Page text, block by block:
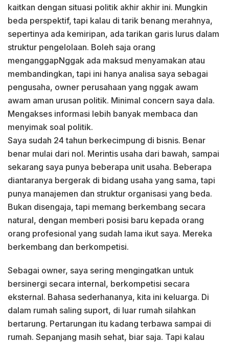
kaitkan dengan situasi politik akhir akhir ini. Mungkin
beda perspektif, tapi kalau di tarik benang merahnya,
sepertinya ada kemiripan, ada tarikan garis lurus dalam
struktur pengelolaan. Boleh saja orang
menganggapNggak ada maksud menyamakan atau
membandingkan, tapi ini hanya analisa saya sebagai
pengusaha, owner perusahaan yang nggak awam
awam aman urusan politik. Minimal concern saya dala.
Mengakses informasi lebih banyak membaca dan
menyimak soal politik.
Saya sudah 24 tahun berkecimpung di bisnis. Benar
benar mulai dari nol. Merintis usaha dari bawah, sampai
sekarang saya punya beberapa unit usaha. Beberapa
diantaranya bergerak di bidang usaha yang sama, tapi
punya manajemen dan struktur organisasi yang beda.
Bukan disengaja, tapi memang berkembang secara
natural, dengan memberi posisi baru kepada orang
orang profesional yang sudah lama ikut saya. Mereka
berkembang dan berkompetisi.
Sebagai owner, saya sering mengingatkan untuk
bersinergi secara internal, berkompetisi secara
eksternal. Bahasa sederhananya, kita ini keluarga. Di
dalam rumah saling suport, di luar rumah silahkan
bertarung. Pertarungan itu kadang terbawa sampai di
rumah. Sepanjang masih sehat, biar saja. Tapi kalau